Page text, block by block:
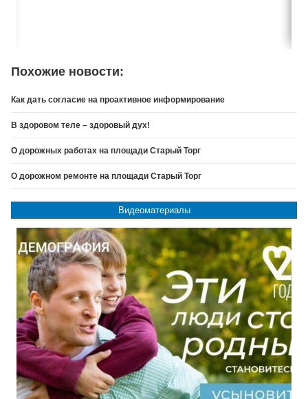
Похожие новости:
Как дать согласие на проактивное информирование
В здоровом теле – здоровый дух!
О дорожных работах на площади Старый Торг
О дорожном ремонте на площади Старый Торг
Видеоматериалы